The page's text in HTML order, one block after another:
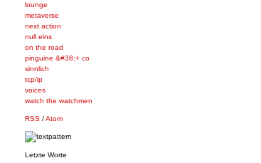
lounge
metaverse
next action
null eins
on the road
pinguine &#38;+ co
sinnlich
tcp/ip
voices
watch the watchmen
RSS /Atom
Letzte Worte